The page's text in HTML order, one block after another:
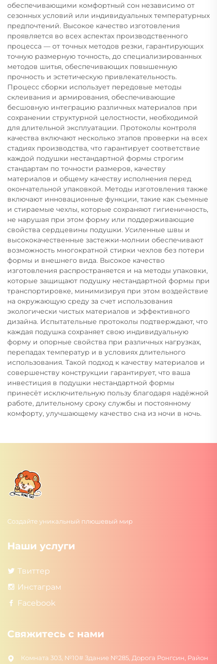
обеспечивающими комфортный сон независимо от
сезонных условий или индивидуальных температурных
предпочтений. Высокое качество изготовления
проявляется во всех аспектах производственного
процесса — от точных методов резки, гарантирующих
точную размерную точность, до специализированных
методов шитья, обеспечивающих повышенную
прочность и эстетическую привлекательность.
Процесс сборки использует передовые методы
склеивания и армирования, обеспечивающие
бесшовную интеграцию различных материалов при
сохранении структурной целостности, необходимой
для длительной эксплуатации. Протоколы контроля
качества включают несколько этапов проверки на всех
стадиях производства, что гарантирует соответствие
каждой подушки нестандартной формы строгим
стандартам по точности размеров, качеству
материалов и общему качеству исполнения перед
окончательной упаковкой. Методы изготовления также
включают инновационные функции, такие как съемные
и стираемые чехлы, которые сохраняют гигиеничность,
не нарушая при этом форму или поддерживающие
свойства сердцевины подушки. Усиленные швы и
высококачественные застежки-молнии обеспечивают
возможность многократной стирки чехлов без потери
формы и внешнего вида. Высокое качество
изготовления распространяется и на методы упаковки,
которые защищают подушку нестандартной формы при
транспортировке, минимизируя при этом воздействие
на окружающую среду за счет использования
экологически чистых материалов и эффективного
дизайна. Испытательные протоколы подтверждают, что
каждая подушка сохраняет свою индивидуальную
форму и опорные свойства при различных нагрузках,
перепадах температур и в условиях длительного
использования. Такой подход к качеству материалов и
совершенству конструкции гарантирует, что ваша
инвестиция в подушки нестандартной формы
принесёт исключительную пользу благодаря надёжной
работе, длительному сроку службы и постоянному
комфорту, улучшающему качество сна из ночи в ночь.
Создайте уникальный плюшевый мир
Наши услуги
Твиттер
Инстаграм
Facebook
Свяжитесь с нами
Комната 303, №10# Здание №285, Дорога Ронгсин, Район